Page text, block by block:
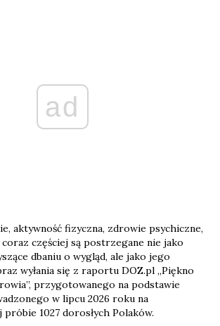
ad
aktywność fizyczna, zdrowie psychiczne,
częściej są postrzegane nie jako
dbaniu o wygląd, ale jako jego
wyłania się z raportu DOZ.pl „Piękno
przygotowanego na podstawie
w lipcu 2026 roku na
1027 dorosłych Polaków.